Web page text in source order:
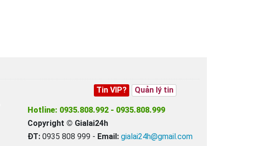
Tin VIP? Quản lý tin
Hotline: 0935.808.992 - 0935.808.999
Copyright © Gialai24h
ĐT: 0935 808 999 - Email: gialai24h@gmail.com